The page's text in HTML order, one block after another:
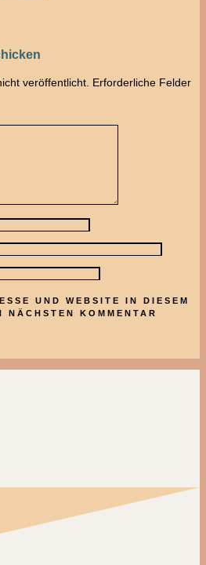
veröffentlicht. Erforderliche Felder
UND WEBSITE IN DIESEM
NÄCHSTEN KOMMENTAR